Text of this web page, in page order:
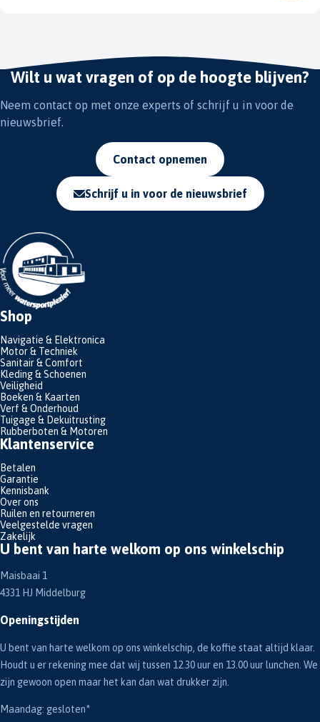
Wilt u wat vragen of op de hoogte blijven?
Neem contact op met onze experts of schrijf u in voor de
nieuwsbrief.
Contact opnemen
Schrijf u in voor de nieuwsbrief
Shop
Navigatie & Elektronica
Motor & Techniek
Sanitair & Comfort
Kleding & Schoenen
Veiligheid
Boeken & Kaarten
Verf & Onderhoud
Tuigage & Dekuitrusting
Rubberboten & Motoren
Klantenservice
Betalen
Garantie
Kennisbank
Over ons
Ruilen en retourneren
Veelgestelde vragen
Zakelijk
U bent van harte welkom op ons winkelschip
Maisbaai 1
4331 HJ Middelburg
Openingstijden
U bent van harte welkom op ons winkelschip, de koffie staat altijd klaar.
Houdt u er rekening mee dat wij tussen 12.30 uur en 13.00 uur lunchen. We
zijn gewoon open maar het kan dan wat drukker zijn.
Maandag: gesloten*